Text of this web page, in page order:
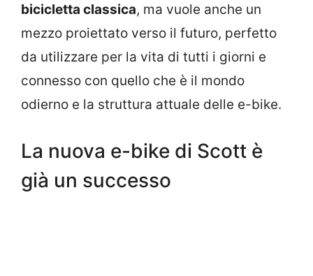
bicicletta classica, ma vuole anche un
mezzo proiettato verso il futuro, perfetto
da utilizzare per la vita di tutti i giorni e
connesso con quello che è il mondo
odierno e la struttura attuale delle e-bike.
La nuova e-bike di Scott è
già un successo